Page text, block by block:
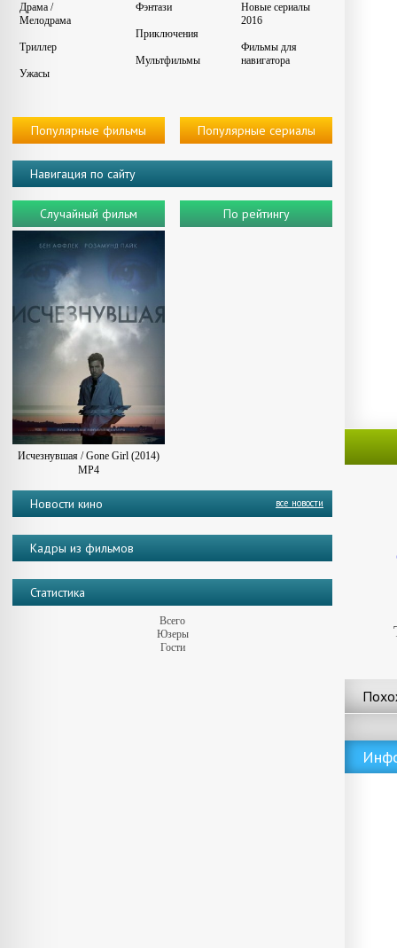
Драма /
Мелодрама
Триллер
Ужасы
Фэнтази
Приключения
Мультфильмы
Новые сериалы
2016
Фильмы для
навигатора
Популярные фильмы Популярные сериалы
Навигация по сайту
Случайный фильм
Исчезнувшая / Gone Girl (2014)
MP4
По рейтингу
Новости кино все новости
Кадры из фильмов
Статистика
Всего
Юзеры
Гости